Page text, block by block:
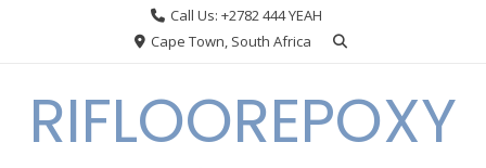
Call Us: +2782 444 YEAH
Cape Town, South Africa
RIFLOOREPOXY